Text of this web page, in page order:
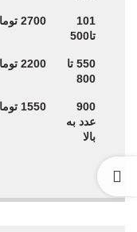
101
تا500
2700 تومان
550 تا
800
2200 تومان
900
عدد به
بالا
1550 تومان